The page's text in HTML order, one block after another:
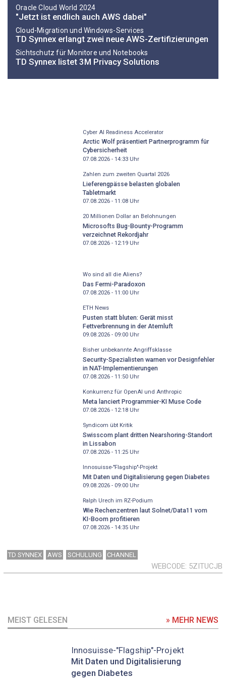
Oracle Cloud World 2024
"Jetzt ist endlich auch AWS dabei"
Cloud-Migration und Windows-Services
TD Synnex erlangt zwei neue AWS-Zertifizierungen
Sichtschutz für Monitore und Notebooks
TD Synnex listet 3M Privacy Solutions
Cyber AI Readiness Accelerator
Arctic Wolf präsentiert Partnerprogramm für
Cybersicherheit
07.08.2026 - 14:33Uhr
Zahlen zum zweiten Quartal 2026
Lieferengpässe belasten globalen
Tabletmarkt
07.08.2026 - 11:08Uhr
20 Millionen Dollar an Belohnungen
Microsofts Bug-Bounty-Programm
verzeichnet Rekordjahr
07.08.2026 - 12:19Uhr
Wo sind all die Aliens?
Das Fermi-Paradoxon
07.08.2026 - 11:00Uhr
ETH News
Pusten statt bluten: Gerät misst
Fettverbrennung in der Atemluft
09.08.2026 - 09:00Uhr
Bisher unbekannte Angriffsklasse
Security-Spezialisten warnen vor Designfehler
in NAT-Implementierungen
07.08.2026 - 11:50Uhr
Konkurrenz für OpenAI und Anthropic
Meta lanciert Programmier-KI Muse Code
07.08.2026 - 12:18Uhr
Syndicom übt Kritik
Swisscom plant dritten Nearshoring-Standort
in Lissabon
07.08.2026 - 11:25Uhr
Innosuisse-"Flagship"-Projekt
Mit Daten und Digitalisierung gegen Diabetes
09.08.2026 - 09:00Uhr
Ralph Urech im RZ-Podium
Wie Rechenzentren laut Solnet/Data11 vom
KI-Boom profitieren
07.08.2026 - 14:35Uhr
TD SYNNEX AWS SCHULUNG CHANNEL
WEBCODE 5ZITUCJB
MEIST GELESEN » MEHR NEWS
Innosuisse-"Flagship"-Projekt
Mit Daten und Digitalisierung
gegen Diabetes